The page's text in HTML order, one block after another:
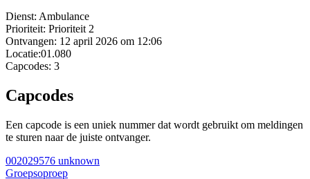
Dienst: Ambulance
Prioriteit: Prioriteit 2
Ontvangen: 12 april 2026 om 12:06
Locatie:01.080
Capcodes: 3
Capcodes
Een capcode is een uniek nummer dat wordt gebruikt om meldingen
te sturen naar de juiste ontvanger.
002029576 unknown
Groepsoproep